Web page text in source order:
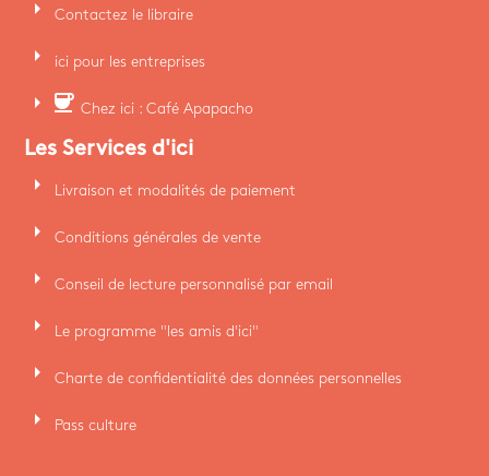
arrow_right Contactez le libraire
arrow_right ici pour les entreprises
arrow_right coffee Chez ici : Café Apapacho
Les Services d'ici
arrow_right Livraison et modalités de paiement
arrow_right Conditions générales de vente
arrow_right Conseil de lecture personnalisé par email
arrow_right Le programme "les amis d'ici"
arrow_right Charte de confidentialité des données personnelles
arrow_right Pass culture